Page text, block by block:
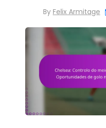
By Felix Armitage